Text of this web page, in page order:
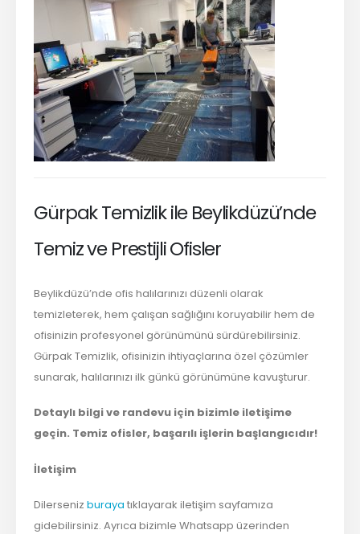
Gürpak Temizlik ile Beylikdüzü’nde
Temiz ve Prestijli Ofisler
Beylikdüzü’nde ofis halılarınızı düzenli olarak
temizleterek, hem çalışan sağlığını koruyabilir hem de
ofisinizin profesyonel görünümünü sürdürebilirsiniz.
Gürpak Temizlik, ofisinizin ihtiyaçlarına özel çözümler
sunarak, halılarınızı ilk günkü görünümüne kavuşturur.
Detaylı bilgi ve randevu için bizimle iletişime
geçin. Temiz ofisler, başarılı işlerin başlangıcıdır!
İletişim
Dilersenizburaya tıklayarak iletişim sayfamıza
gidebilirsiniz. Ayrıca bizimle Whatsapp üzerinden